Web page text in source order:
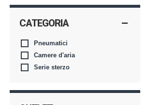
CATEGORIA
Pneumatici
Camere d'aria
Serie sterzo